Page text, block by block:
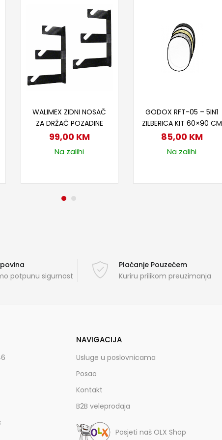
WALIMEX ZIDNI NOSAČ
ZA DRŽAČ POZADINE
99,00 KM
Na zalihi
GODOX RFT-05 – 5IN1
ZILBERICA KIT 60×90 CM
85,00 KM
Na zalihi
potpunu sigurnost
Plaćanje Pouzećem
Kuriru prilikom preuzimanja
NAVIGACIJA
Usluge u poslovnicama
Posao
Kontakt
B2B veleprodaja
Posjeti naš OLX Shop